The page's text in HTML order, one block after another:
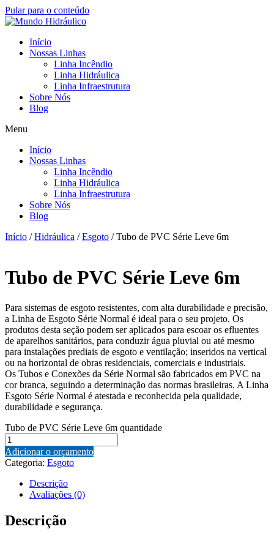
Pular para o conteúdo
Início
Nossas Linhas
Linha Incêndio
Linha Hidráulica
Linha Infraestrutura
Sobre Nós
Blog
Menu
Início
Nossas Linhas
Linha Incêndio
Linha Hidráulica
Linha Infraestrutura
Sobre Nós
Blog
Início /Hidráulica /Esgoto / Tubo de PVC Série Leve 6m
Tubo de PVC Série Leve 6m
Para sistemas de esgoto resistentes, com alta durabilidade e precisão,
a Linha de Esgoto Série Normal é ideal para o seu projeto. Os
produtos desta seção podem ser aplicados para escoar os efluentes
de aparelhos sanitários, para conduzir água pluvial ou até mesmo
para instalações prediais de esgoto e ventilação; inseridos na vertical
ou na horizontal de obras residenciais, comerciais e industriais.
Os Tubos e Conexões da Série Normal são fabricados em PVC na
cor branca, seguindo a determinação das normas brasileiras. A Linha
Esgoto Série Normal é atestada e reconhecida pela qualidade,
durabilidade e segurança.
Tubo de PVC Série Leve 6m quantidade
Adicionar o orçamento
Categoria: Esgoto
Descrição
Avaliações (0)
Descrição